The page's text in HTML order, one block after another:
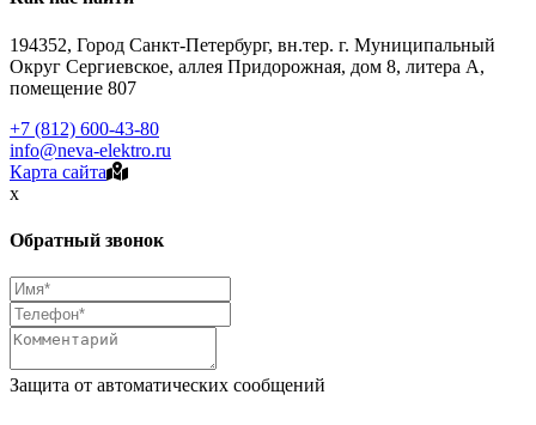
194352, Город Санкт-Петербург, вн.тер. г. Муниципальный
Округ Сергиевское, аллея Придорожная, дом 8, литера А,
помещение 807
+7 (812) 600-43-80
info@neva-elektro.ru
Карта сайта
x
Обратный звонок
Защита от автоматических сообщений